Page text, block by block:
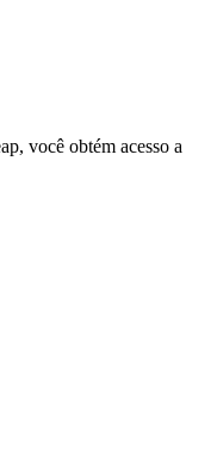
você obtém acesso a